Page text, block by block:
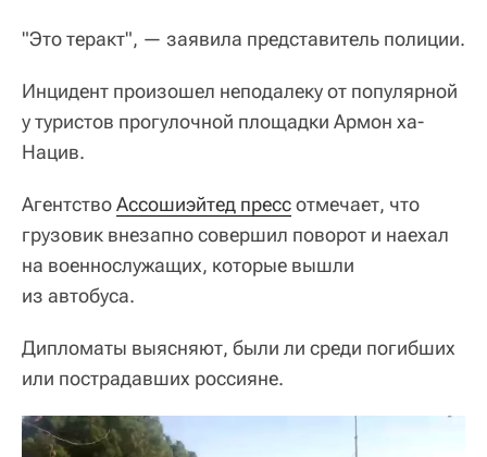
"Это теракт", — заявила представитель полиции.
Инцидент произошел неподалеку от популярной
у туристов прогулочной площадки Армон ха-
Нацив.
АгентствоАссошиэйтед прессотмечает, что
грузовик внезапно совершил поворот и наехал
на военнослужащих, которые вышли
из автобуса.
Дипломаты выясняют, были ли среди погибших
или пострадавших россияне.